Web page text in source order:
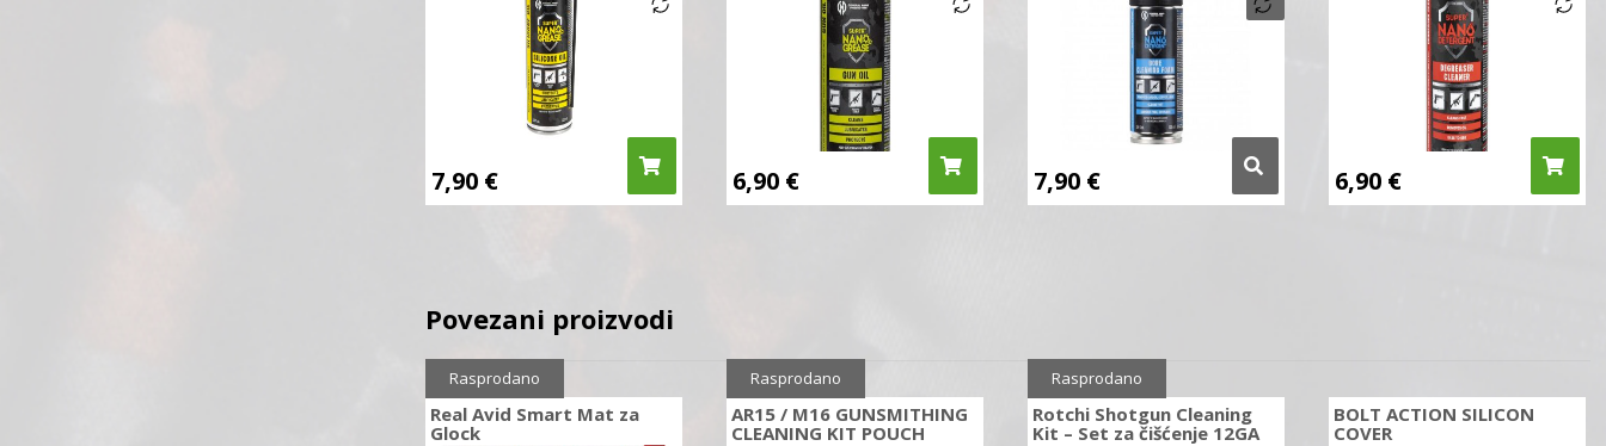
7,90 € 6,90 € 7,90 € 6,90 €
Povezani proizvodi
Real Avid Smart Mat za
Glock
Rasprodano
AR15 / M16 GUNSMITHING
CLEANING KIT POUCH
Rasprodano
Rotchi Shotgun Cleaning
Kit – Set za čišćenje 12GA
Rasprodano
BOLT ACTION SILICON
COVER